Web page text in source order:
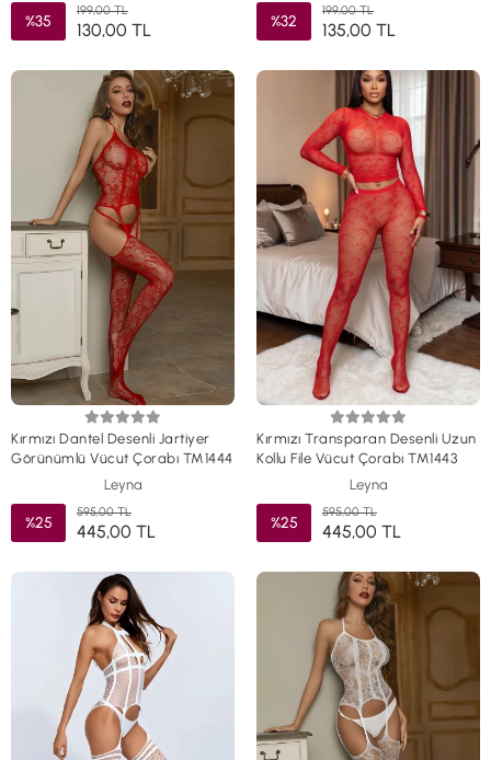
%35
199,00 TL
130,00 TL %32
199,00 TL
135,00 TL
Kırmızı Dantel Desenli Jartiyer
Görünümlü Vücut Çorabı TM1444
Leyna
%25
595,00 TL
445,00 TL
Kırmızı Transparan Desenli Uzun
Kollu File Vücut Çorabı TM1443
Leyna
%25
595,00 TL
445,00 TL